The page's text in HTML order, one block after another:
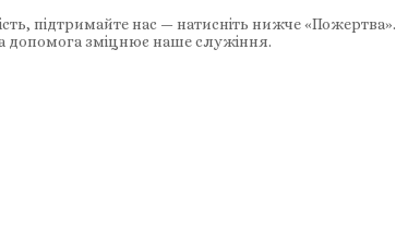
підтримайте нас — натисніть нижче «Пожертва».
допомога зміцнює наше служіння.